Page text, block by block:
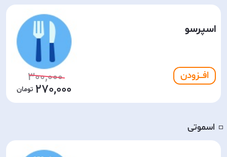
اسپرسو
افـــزودن 300,000
270,000
◽️ اسموتی